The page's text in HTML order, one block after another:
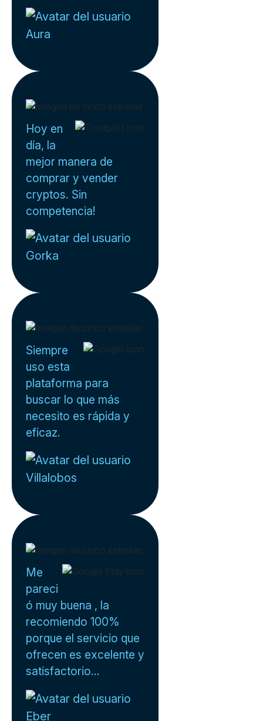
Aura
Hoy en
día, la
mejor manera de
comprar y vender
cryptos. Sin
competencia!
Gorka
Siempre
uso esta
plataforma para
buscar lo que más
necesito es rápida y
eficaz.
Villalobos
Me
pareci
ó muy buena , la
recomiendo 100%
porque el servicio que
ofrecen es excelente y
satisfactorio...
Eber